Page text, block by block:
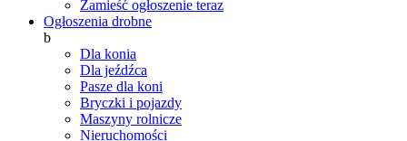
Zamieść ogłoszenie teraz
Ogłoszenia drobne
b
Dla konia
Dla jeźdźca
Pasze dla koni
Bryczki i pojazdy
Maszyny rolnicze
Nieruchomości